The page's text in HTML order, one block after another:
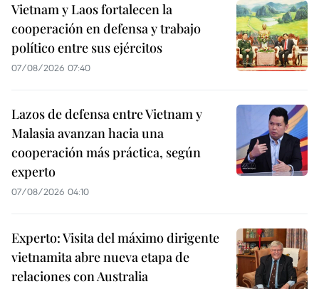
Vietnam y Laos fortalecen la
cooperación en defensa y trabajo
político entre sus ejércitos
07/08/2026 07:40
Lazos de defensa entre Vietnam y
Malasia avanzan hacia una
cooperación más práctica, según
experto
07/08/2026 04:10
Experto: Visita del máximo dirigente
vietnamita abre nueva etapa de
relaciones con Australia